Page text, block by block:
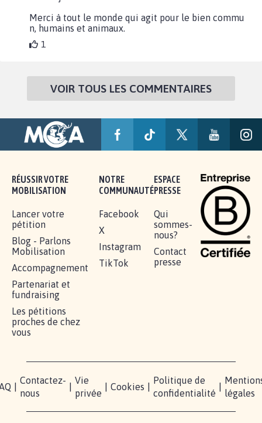
Merci à tout le monde qui agit pour le bien commu
n, humains et animaux.
1
VOIR TOUS LES COMMENTAIRES
RÉUSSIR VOTRE
MOBILISATION
Lancer votre
pétition
Blog - Parlons
Mobilisation
Accompagnement
Partenariat et
fundraising
Les pétitions
proches de chez
vous
NOTRE
COMMUNAUTÉ
Facebook
X
Instagram
TikTok
ESPACE
PRESSE
Qui
sommes-
nous?
Contact
presse
Contactez-
nous
Vie
privée
Cookies
Politique de
confidentialité
légales